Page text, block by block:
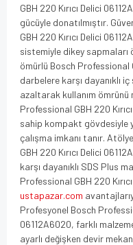
GBH 220 Kırıcı Delici
gücüyle donatılmıştır.
GBH 220 Kırıcı Delici
sistemiyle dikey sapmaları
ömürlü Bosch Professional
darbelere karşı dayanıklı iç
azaltarak kullanım ömrünü
Professional GBH 220
sahip kompakt gövdesiyle
çalışma imkanı tanır.
GBH 220 Kırıcı Delici
karşı dayanıklı SDS Plus
Professional GBH 220
ustapazar.com
Profesyonel Bosch
06112A6020, farklı
ayarlı değişken devir